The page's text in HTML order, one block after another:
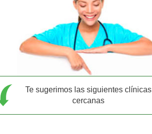
Te sugerimos las siguientes clínicas
cercanas